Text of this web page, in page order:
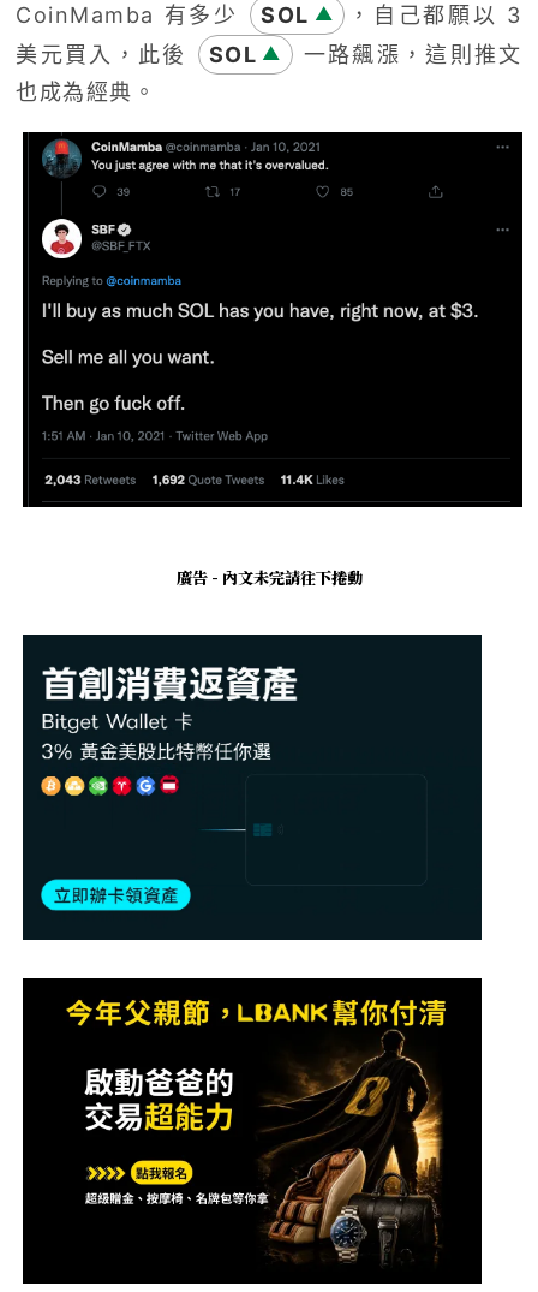
CoinMamba 有多少
SOL ▲
，自己都願以 3
美元買入，此後
SOL ▲
一路飆漲，這則推文
也成為經典。
廣告 - 內文未完請往下捲動